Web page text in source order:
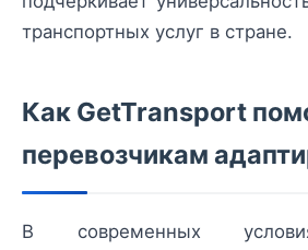
транспортных услуг в стране.
Как GetTransport
перевозчикам
В современных